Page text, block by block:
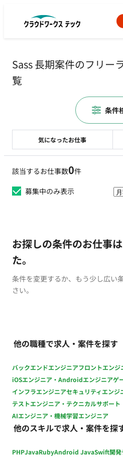
Sass 長期案件のフリー
覧
該当するお仕事数0件
募集中のみ表示
お探しの条件のお仕事
た。
条件を変更するか、もう少し広い
さい。
他の職種で求人・案件を探す
バックエンドエンジニアフロントエンジ
iOSエンジニア・Androidエンジニアゲ
インフラエンジニアセキュリティエンジ
テストエンジニア・テクニカルサポート
AIエンジニア・機械学習エンジニア
他のスキルで求人・案件を探
PHPJavaRubyAndroid JavaSwift開
気になったお仕事
条件